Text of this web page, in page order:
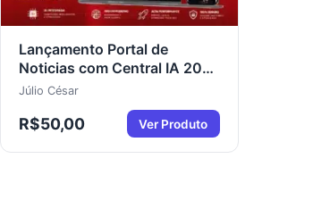
Lançamento Portal de
Noticias com Central IA 2026
Código Fonte
Júlio César
R$50,00 Ver Produto